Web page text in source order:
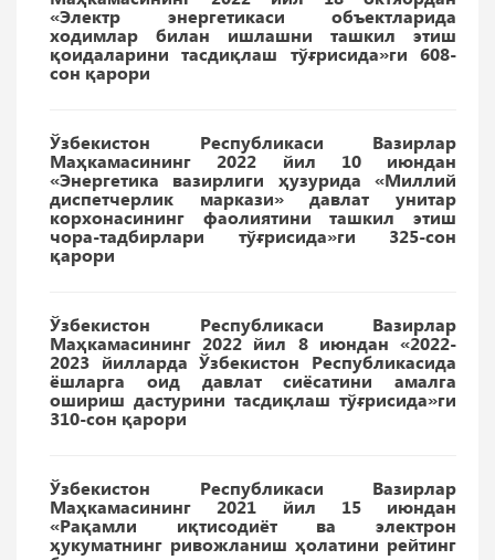
«Электр энергетикаси объектларида
ходимлар билан ишлашни ташкил этиш
қоидаларини тасдиқлаш тўғрисида»ги 608-
сон қарори
Ўзбекистон Республикаси Вазирлар
Маҳкамасининг 2022 йил 10 июндан
«Энергетика вазирлиги ҳузурида «Миллий
диспетчерлик маркази» давлат унитар
корхонасининг фаолиятини ташкил этиш
чора-тадбирлари тўғрисида»ги 325-сон
қарори
Ўзбекистон Республикаси Вазирлар
Маҳкамасининг 2022 йил 8 июндан «2022-
2023 йилларда Ўзбекистон Республикасида
ёшларга оид давлат сиёсатини амалга
ошириш дастурини тасдиқлаш тўғрисида»ги
310-сон қарори
Ўзбекистон Республикаси Вазирлар
Маҳкамасининг 2021 йил 15 июндан
«Рақамли иқтисодиёт ва электрон
ҳукуматнинг ривожланиш ҳолатини рейтинг